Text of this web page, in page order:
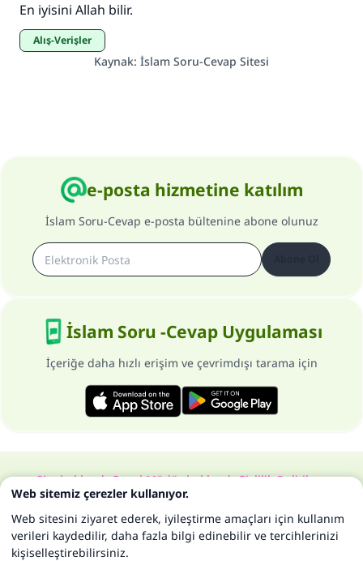
En iyisini Allah bilir.
Alış-Verişler
Kaynak: İslam Soru-Cevap Sitesi
e-posta hizmetine katılım
İslam Soru-Cevap e-posta bültenine abone olunuz
İslam Soru -Cevap Uygulaması
İçeriğe daha hızlı erişim ve çevrimdışı tarama için
Site hakkındaGenel Müdür hakkındaGizlilik Politikası
Bütün hakları, www.islam-qa.com sitesine aittir 1997-2025 ©
Web sitemiz çerezler kullanıyor.
Web sitesini ziyaret ederek, iyileştirme amaçları için kullanım
verileri kaydedilir, daha fazla bilgi edinebilir ve tercihlerinizi
kişiselleştirebilirsiniz.